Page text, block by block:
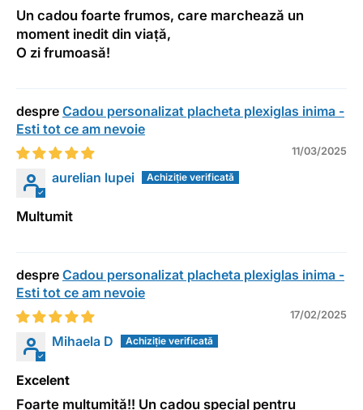
Un cadou foarte frumos, care marchează un
moment inedit din viață,
O zi frumoasă!
Cadou personalizat placheta plexiglas inima -
Esti tot ce am nevoie
11/03/2025
aurelian lupei
Multumit
Cadou personalizat placheta plexiglas inima -
Esti tot ce am nevoie
17/02/2025
Mihaela D
Excelent
Foarte mulțumită!! Un cadou special pentru